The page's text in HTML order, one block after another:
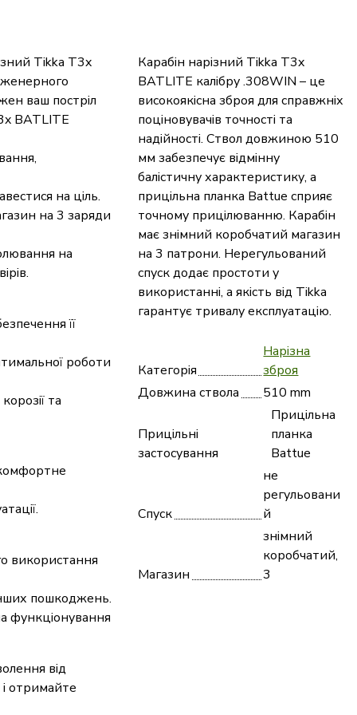
Карабін нарізний Tikka T3x
BATLITE калібру .308WIN – це
високоякісна зброя для справжніх
поціновувачів точності та
надійності. Ствол довжиною 510
мм забезпечує відмінну
балістичну характеристику, а
прицільна планка Battue сприяє
точному прицілюванню. Карабін
має знімний коробчатий магазин
на 3 патрони. Нерегульований
спуск додає простоти у
використанні, а якість від Tikka
гарантує тривалу експлуатацію.
Категорія
Нарізна
зброя
Довжина ствола
510 mm
Прицільні
застосування
Прицільна
планка
Battue
Спуск
не
регульовани
й
Магазин
знімний
коробчатий,
3
Tikka T3x
ваш постріл
BATLITE
на ціль.
на 3 заряди
на
її
роботи
та
використання
пошкоджень.
функціонування
від
і отримайте